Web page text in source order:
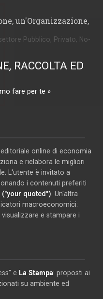
un'Organizzazione,
Pubblico, Privato, No-
RACCOLTA ED
fare per te »
online di economia
e rielabora le migliori
L'utente è invitato a
i contenuti preferiti
("your quoted"). Un'altra
macroeconomici:
e stampare i
e La Stampa: proposti ai
su ambiente ed